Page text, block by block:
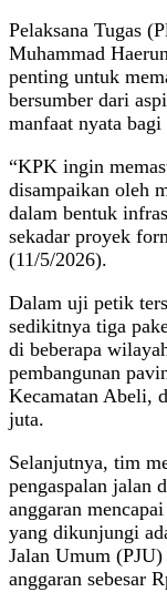
Pelaksana Tugas
Muhammad
penting untuk
bersumber dari
manfaat nyata bagi
“KPK ingin
disampaikan oleh
dalam bentuk
sekadar proyek
(11/5/2026).
Dalam uji petik
sedikitnya tiga
di beberapa
pembangunan
Kecamatan Abeli,
juta.
Selanjutnya, tim
pengaspalan jalan
anggaran
yang dikunjungi
Jalan Umum
anggaran sebesar